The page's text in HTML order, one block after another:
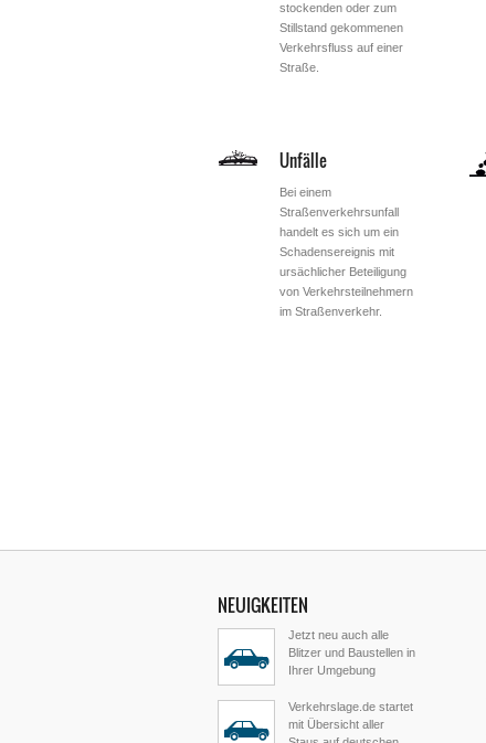
stockenden oder zum
Stillstand gekommenen
Verkehrsfluss auf einer
Straße.
Unfälle
Bei einem
Straßenverkehrsunfall
handelt es sich um ein
Schadensereignis mit
ursächlicher Beteiligung
von Verkehrsteilnehmern
im Straßenverkehr.
NEUIGKEITEN
Jetzt neu auch alle
Blitzer und Baustellen in
Ihrer Umgebung
Verkehrslage.de startet
mit Übersicht aller